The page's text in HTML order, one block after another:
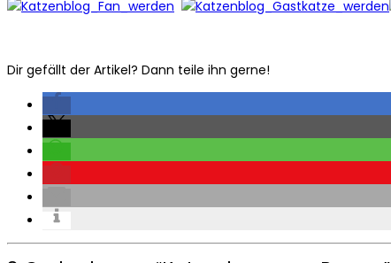
Dir gefällt der Artikel? Dann teile ihn gerne!